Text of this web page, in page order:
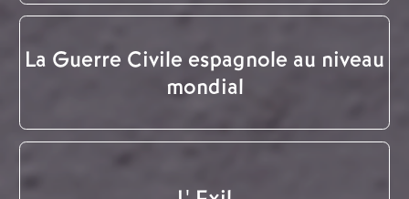
La Guerre Civile espagnole au niveau
mondial